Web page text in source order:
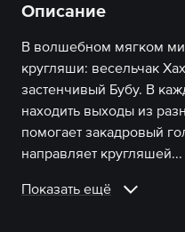
Описание
В волшебном мягком
кругляши: весельчак
застенчивый Бубу. В
находить выходы из
помогает закадровый
направляет кругляшей...
Показать ещё